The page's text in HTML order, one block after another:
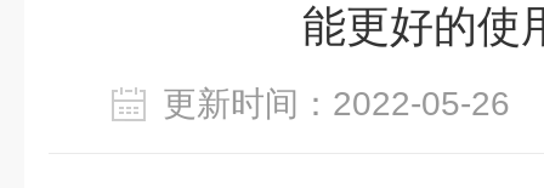
能更好的使
更新时间：2022-05-